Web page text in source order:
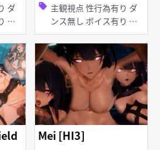
淫
sell 主観視点 性行為有り ダ
ンス無し ボイス有り 淫
乱 獣耳 しっぽ ディープ
スロート 手コキ フェラ
輪姦
Mei [HI3]